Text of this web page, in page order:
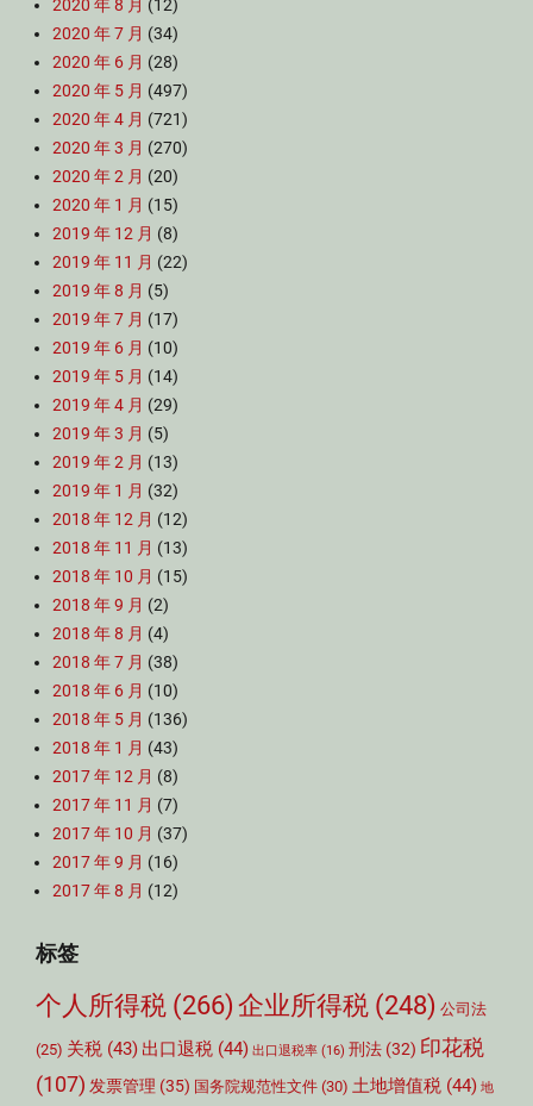
2020 年 8 月 (12)
2020 年 7 月 (34)
2020 年 6 月 (28)
2020 年 5 月 (497)
2020 年 4 月 (721)
2020 年 3 月 (270)
2020 年 2 月 (20)
2020 年 1 月 (15)
2019 年 12 月 (8)
2019 年 11 月 (22)
2019 年 8 月 (5)
2019 年 7 月 (17)
2019 年 6 月 (10)
2019 年 5 月 (14)
2019 年 4 月 (29)
2019 年 3 月 (5)
2019 年 2 月 (13)
2019 年 1 月 (32)
2018 年 12 月 (12)
2018 年 11 月 (13)
2018 年 10 月 (15)
2018 年 9 月 (2)
2018 年 8 月 (4)
2018 年 7 月 (38)
2018 年 6 月 (10)
2018 年 5 月 (136)
2018 年 1 月 (43)
2017 年 12 月 (8)
2017 年 11 月 (7)
2017 年 10 月 (37)
2017 年 9 月 (16)
2017 年 8 月 (12)
标签
个人所得税 (266) 企业所得税 (248) 公司法
(25) 关税 (43) 出口退税 (44) 出口退税率 (16) 刑法 (32) 印花税
(107) 发票管理 (35) 国务院规范性文件 (30) 土地增值税 (44) 地